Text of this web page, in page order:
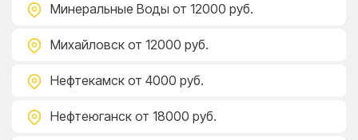
Минеральные Воды от 12000 руб.
Михайловск от 12000 руб.
Нефтекамск от 4000 руб.
Нефтеюганск от 18000 руб.